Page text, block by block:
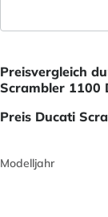
Preisvergleich
Scrambler 1100
Preis Ducati
Modelljahr